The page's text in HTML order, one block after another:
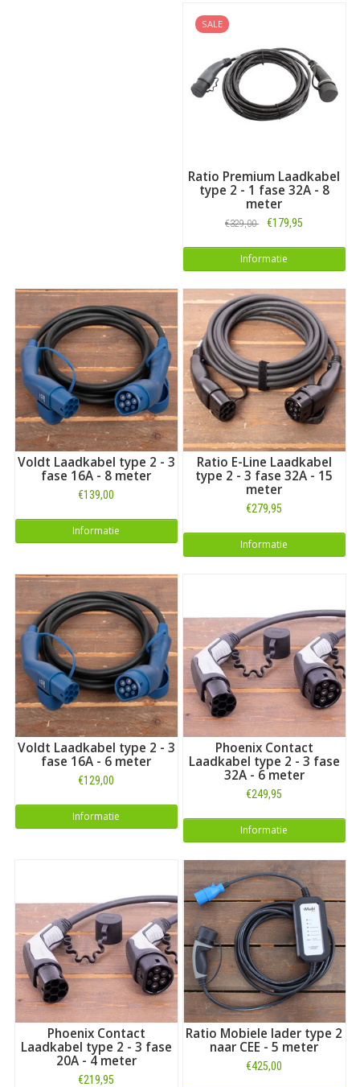
SALE
Ratio Premium Laadkabel
type 2 - 1 fase 32A - 8
meter
€329,00 €179,95
Informatie
Voldt Laadkabel type 2 - 3
fase 16A - 8 meter
€139,00
Informatie
Ratio E-Line Laadkabel
type 2 - 3 fase 32A - 15
meter
€279,95
Informatie
Voldt Laadkabel type 2 - 3
fase 16A - 6 meter
€129,00
Informatie
Phoenix Contact
Laadkabel type 2 - 3 fase
32A - 6 meter
€249,95
Informatie
Phoenix Contact
Laadkabel type 2 - 3 fase
20A - 4 meter
€219,95
Ratio Mobiele lader type 2
naar CEE - 5 meter
€425,00